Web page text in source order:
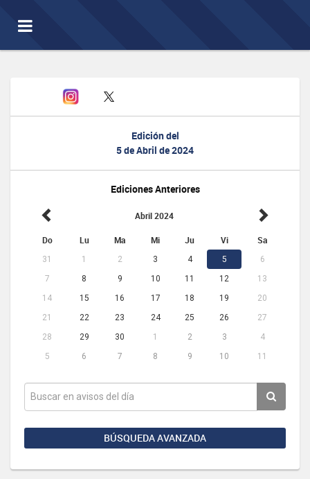
Toggle
navigation
Edición del
5 de Abril de 2024
Ediciones Anteriores
Abril 2024
Do Lu Ma Mi Ju Vi Sa
31 1 2 3 4 5
6
7
8 9 10 11 12
13
14
15 16 17 18 19
20
21
22 23 24 25 26
27
28
29 30 1 2 3
4
5
6 7 8 9 10 11
BÚSQUEDA AVANZADA